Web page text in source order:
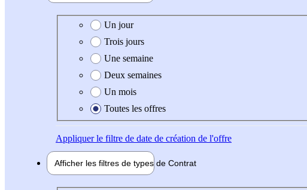
Date de création de l'offre
Un jour
Trois jours
Une semaine
Deux semaines
Un mois
Toutes les offres
Appliquerle filtre de date de création de l'offre
Afficher les filtres de types de Contrat